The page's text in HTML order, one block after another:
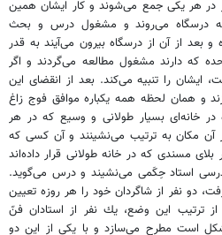
هر يكى جمع مى‌شوند و كار ايشان همين
درسگاه مى‌روند و مشغول درس و بحث
بعد از آن از درسگاه بيرون مى‌آيند به قدر
كه دارند مشغول مطالعه مى‌گردند و اگر
ايشان را تنبيه مى‌كند. بعد از انقضاى اين
و همان لحظه همه يكباره موافق فوج زاغ
خانه‌اى بسيار طولانى و وسيع كه در هر
آن مكان به ترتيب مى‌نشينند و آن كسى كه
مسندى كه در خانه طولانى قرار داده‌اند
استاد حِكَمى مى‌نشيند و درس مى‌گويد.
دو نفر از شاگردان خود را هر روزه تعيين
ترتيب اين وضع، يك نفر از استادان فنّ
است مطرح مى‌سازد و با يكى از اين دو